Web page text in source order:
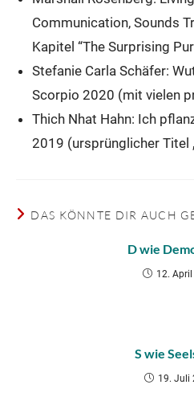
Communication, Sounds
Kapitel “The Surprising
Stefanie Carla Schäfer:
Scorpio 2020 (mit vielen
Thich Nhat Hahn: Ich
2019 (ursprünglicher Titel
DAS KÖNNTE DIR AUCH
D wie
12.
S wie
19. Juli